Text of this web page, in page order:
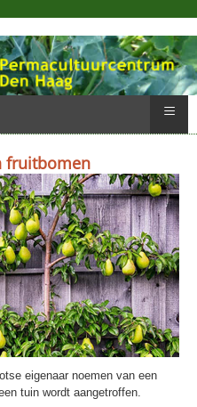
≡
fruitbomen
eigenaar noemen van een
tuin wordt aangetroffen.